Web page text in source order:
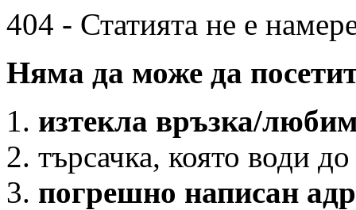
404 - Статията не е
Няма да може да
изтекла връзка/
търсачка, която води
погрешно написан